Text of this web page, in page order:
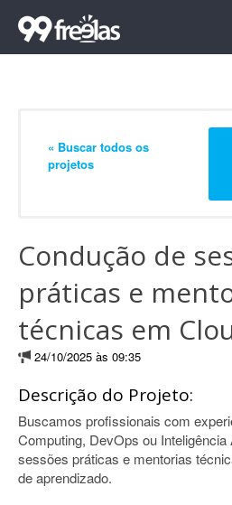
« Buscar todos os
projetos
Condução de
práticas e
técnicas em
24/10/2025 às 09:35
Descrição do Projeto:
Buscamos profissionais com
Computing, DevOps ou
sessões práticas e mentorias
de aprendizado.